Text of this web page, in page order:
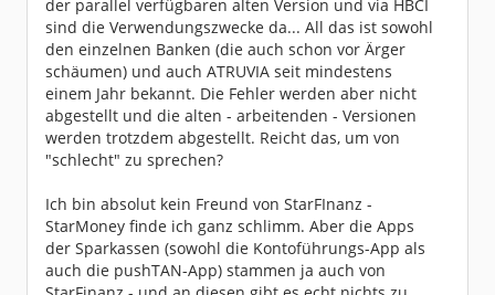
der parallel verfügbaren alten Version und via HBCI
sind die Verwendungszwecke da... All das ist sowohl
den einzelnen Banken (die auch schon vor Ärger
schäumen) und auch ATRUVIA seit mindestens
einem Jahr bekannt. Die Fehler werden aber nicht
abgestellt und die alten - arbeitenden - Versionen
werden trotzdem abgestellt. Reicht das, um von
"schlecht" zu sprechen?
Ich bin absolut kein Freund von StarFInanz -
StarMoney finde ich ganz schlimm. Aber die Apps
der Sparkassen (sowohl die Kontoführungs-App als
auch die pushTAN-App) stammen ja auch von